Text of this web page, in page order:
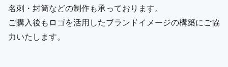
名刺・封筒などの制作も承っております。
ご購入後もロゴを活用したブランドイメージの構築にご協
力いたします。